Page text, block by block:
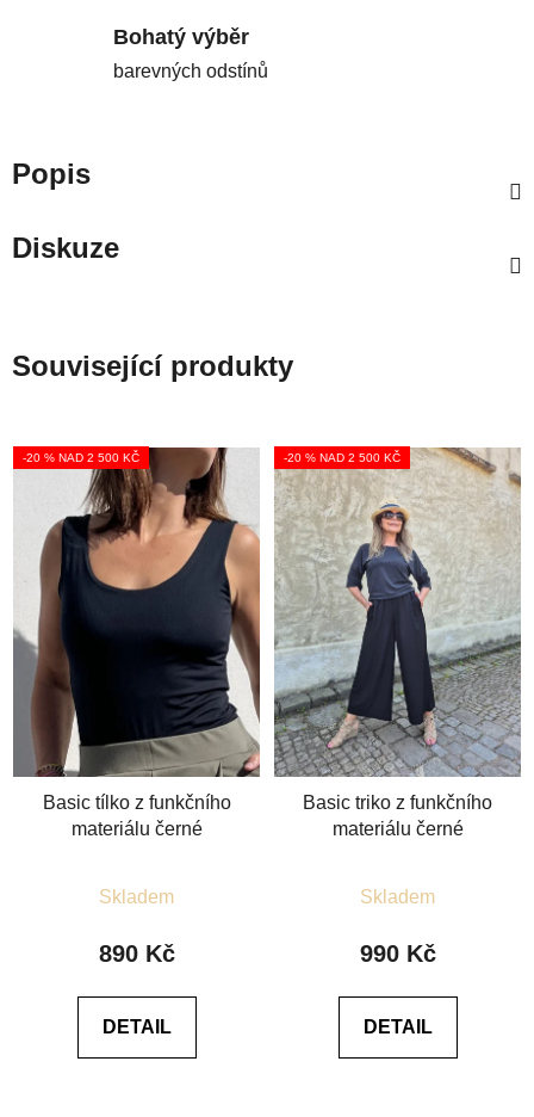
Bohatý výběr
barevných odstínů
Popis
Diskuze
Související produkty
-20 % NAD 2 500 KČ
Basic tílko z funkčního
materiálu černé
hodnocení
produktu
z
Skladem
890 Kč
DETAIL
-20 % NAD 2 500 KČ
Basic triko z funkčního
materiálu černé
hodnocení
produktu
z
Skladem
990 Kč
DETAIL